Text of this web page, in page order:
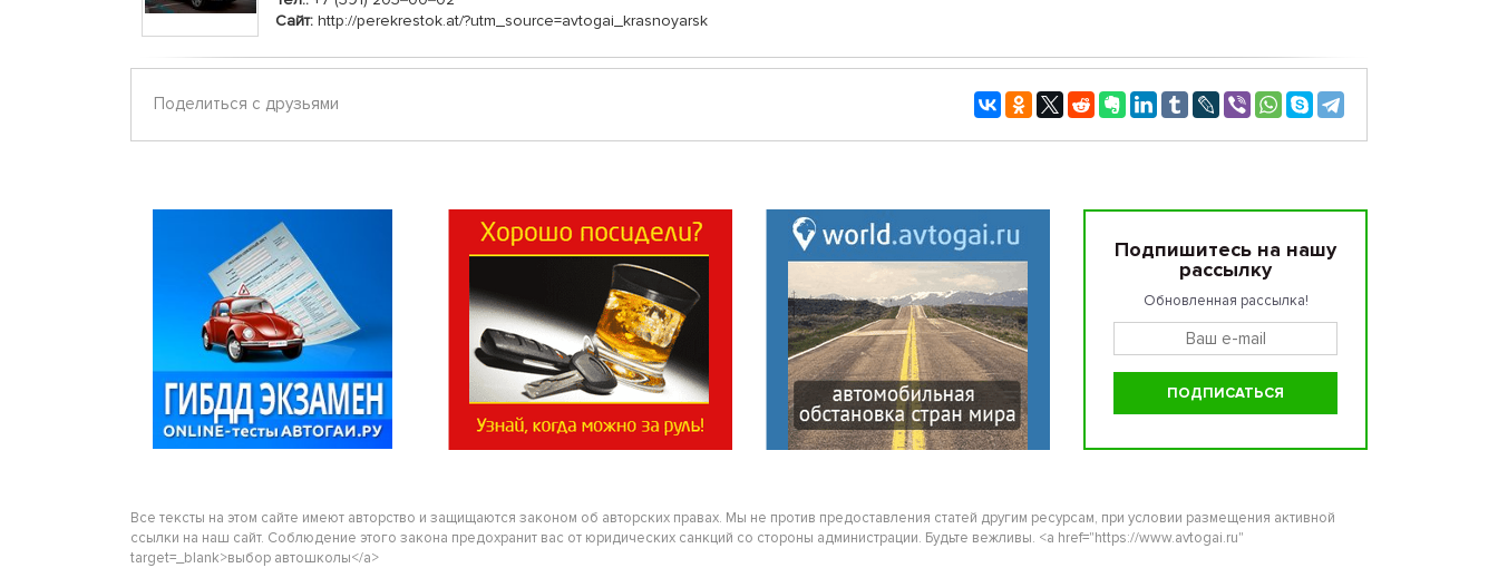
Сайт: http://perekrestok.at/​​​​​​​?utm_source=avtogai_krasnoyarsk
Поделиться с друзьями
Подпишитесь на нашу
рассылку
Обновленная рассылка!
Все тексты на этом сайте имеют авторство и защищаются законом об авторских правах. Мы не против предоставления статей другим ресурсам, при условии размещения активной
ссылки на наш сайт. Соблюдение этого закона предохранит вас от юридических санкций со стороны администрации. Будьте вежливы. <a href="https://www.avtogai.ru"
target=_blank>выбор автошколы</a>